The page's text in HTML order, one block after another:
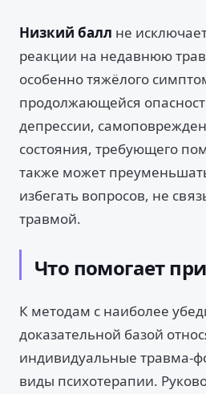
Низкий балл не
реакции на недавнюю
особенно тяжёлого
продолжающейся
депрессии,
состояния, требующего
также может
избегать вопросов, не
травмой.
Что помогает
К методам с наиболее
доказательной базой
индивидуальные травма-
виды психотерапии.